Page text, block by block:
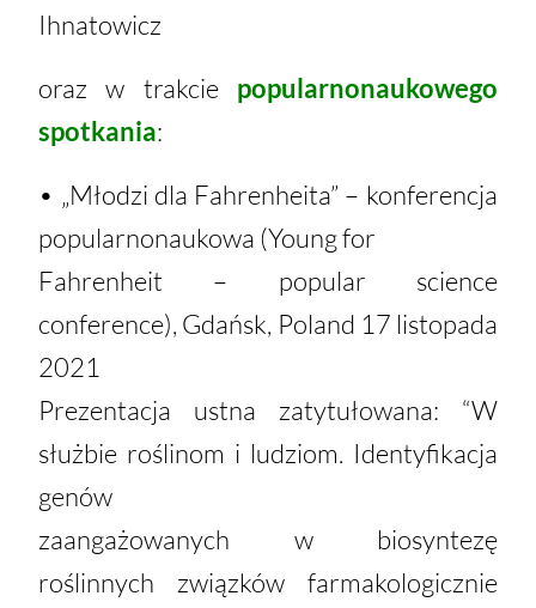
Ihnatowicz
oraz w trakcie popularnonaukowego
spotkania:
• „Młodzi dla Fahrenheita” – konferencja
popularnonaukowa (Young for
Fahrenheit – popular science
conference), Gdańsk, Poland 17 listopada
2021
Prezentacja ustna zatytułowana: “W
służbie roślinom i ludziom. Identyfikacja
genów
zaangażowanych w biosyntezę
roślinnych związków farmakologicznie